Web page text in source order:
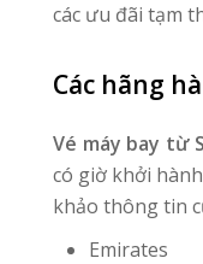
các ưu đãi tạm
Các hãng
Vé máy bay từ
có giờ khởi
khảo thông tin
Emirates